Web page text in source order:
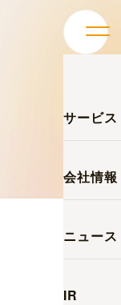
サービス
会社情報
ニュース
IR